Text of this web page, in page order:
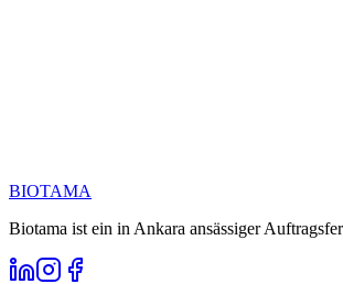
BIOTAMA
Biotama ist ein in Ankara ansässiger